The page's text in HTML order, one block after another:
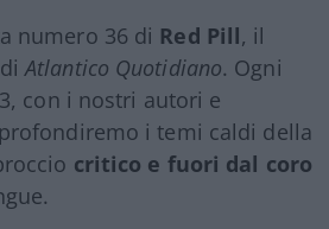
numero 36 di Red Pill, il
diAtlantico Quotidiano. Ogni
con i nostri autori e
i temi caldi della
critico e fuori dal coro